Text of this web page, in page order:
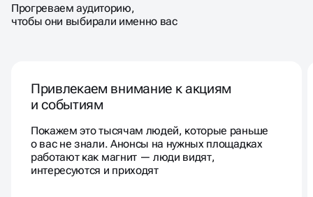
Прогреваем аудиторию,
чтобы они выбирали именно вас
Привлекаем внимание к акциям
и событиям
Покажем это тысячам людей, которые раньше
о вас не знали. Анонсы на нужных площадках
работают как магнит — люди видят,
интересуются и приходят